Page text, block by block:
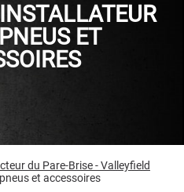
ET
du Pare-Brise - Valleyfield
et accessoires